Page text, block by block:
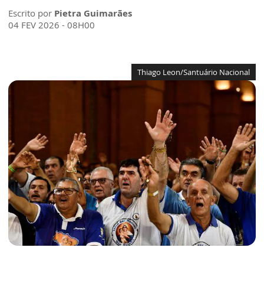
Escrito por Pietra Guimarães
04 FEV 2026 - 08H00
Thiago Leon/Santuário Nacional